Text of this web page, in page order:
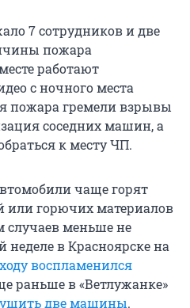
7 сотрудников и две
пожара
работают
с ночного места
пожара гремели взрывы
соседних машин, а
к месту ЧП.
чаще горят
или горючих материалов
случаев меньше не
в Красноярске на
воспламенился
раньше в «Ветлужанке»
две машины.